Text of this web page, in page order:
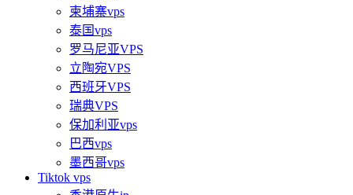
柬埔寨vps
泰国vps
罗马尼亚VPS
立陶宛VPS
西班牙VPS
瑞典VPS
保加利亚vps
巴西vps
墨西哥vps
Tiktok vps